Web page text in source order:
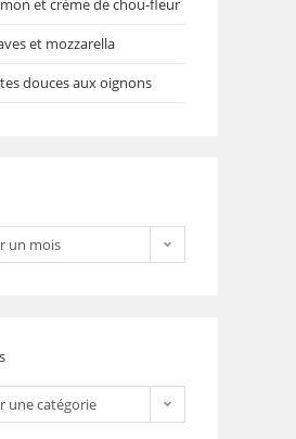
et crème de chou-fleur
et mozzarella
douces aux oignons
un mois
une catégorie